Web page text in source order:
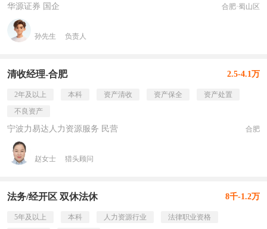
华源证券 国企 合肥·蜀山区
孙先生 负责人
清收经理-合肥 2.5-4.1万
2年及以上 本科 资产清收 资产保全
资产处置
不良资产
宁波力易达人力资源服务 民营 合肥
赵女士 猎头顾问
法务/经开区 双休法休 8千-1.2万
5年及以上 本科 人力资源行业
法律职业资格